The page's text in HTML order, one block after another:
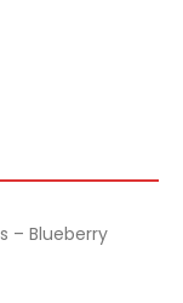
– Blueberry